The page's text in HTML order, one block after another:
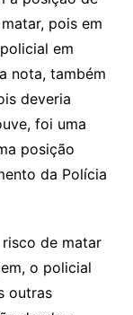
pois em
em
nota, também
deveria
foi uma
posição
da Polícia
de matar
o policial
outras